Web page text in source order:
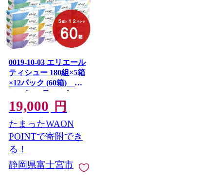
0019-10-03 エリエール
ティシュー 180組×5箱
×12パック (60箱) テ
ィッシュ ティッシュ
ペーパー ボックステ
ィッシュ パルプ100%
日用品 消耗品 生活必
需品
19,000 円
たまったWAON
POINTで寄附でき
る！
静岡県富士宮市